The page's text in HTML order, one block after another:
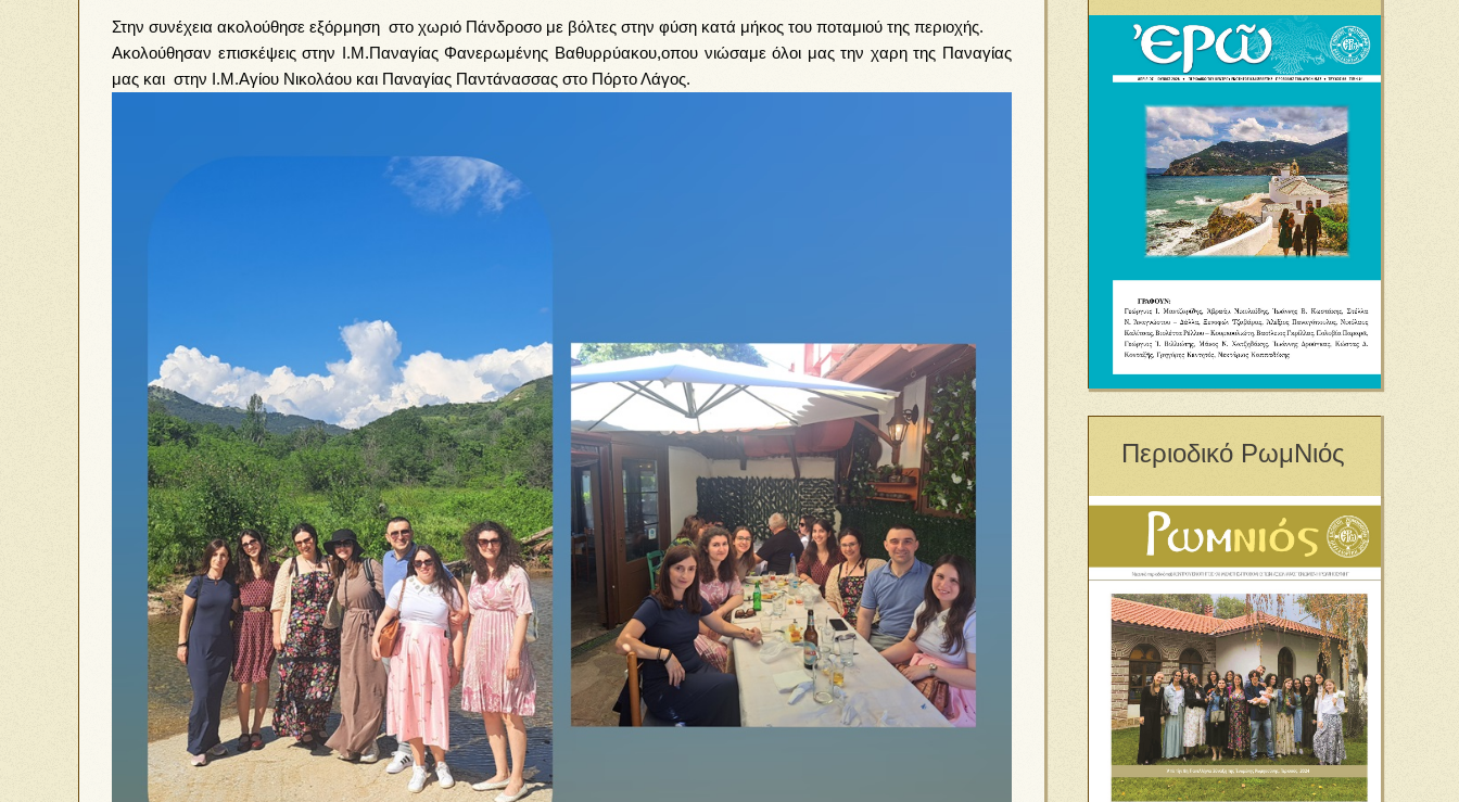
Στην συνέχεια ακολούθησε εξόρμηση στο χωριό Πάνδροσο με βόλτες στην φύση κατά μήκος του ποταμιού της περιοχής.
Ακολούθησαν επισκέψεις στην Ι.Μ.Παναγίας Φανερωμένης Βαθυρρύακου,οπου νιώσαμε όλοι μας την χαρη της Παναγίας
μας και στην Ι.Μ.Αγίου Νικολάου και Παναγίας Παντάνασσας στο Πόρτο Λάγος.
Περιοδικό ΡωμΝιός